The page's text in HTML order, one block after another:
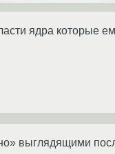
ядра которые
выглядящими